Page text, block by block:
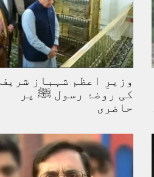
وزیرِ اعظم شہباز شریف
کی روضۂ رسول ﷺ پر
حاضری